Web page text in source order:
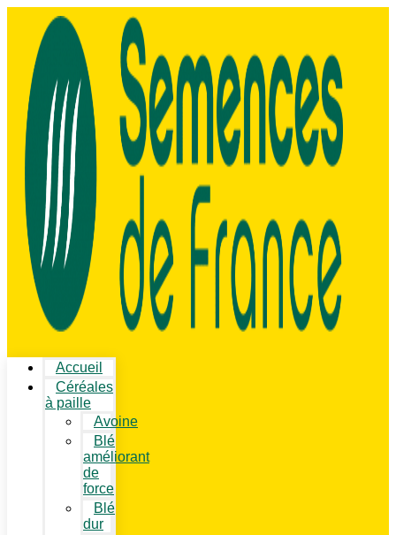
Accueil
Céréales
à paille
Avoine
Blé
améliorant
de
force
Blé
dur